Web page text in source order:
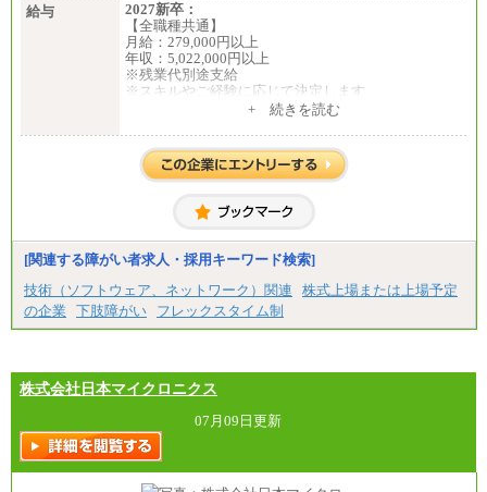
給与
2027新卒：
【全職種共通】
月給：279,000円以上
年収：5,022,000円以上
※残業代別途支給
※スキルやご経験に応じて決定します
※試用期間中も給与に変更はございません
全職種共通
月給：279,000円以上
年収：4,185,000円以上
※スキルやご経験に応じて決定します
※試用期間中の給与も同様です
+ 続きを読む
[関連する障がい者求人・採用キーワード検索]
技術（ソフトウェア、ネットワーク）関連
株式上場または上場予定
の企業
下肢障がい フレックスタイム制
株式会社日本マイクロニクス
07月09日更新